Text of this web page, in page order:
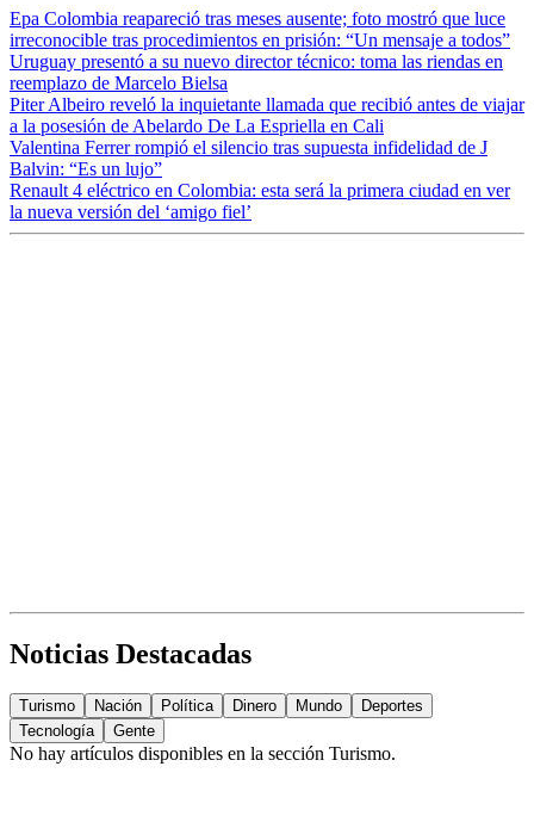
Epa Colombia reapareció tras meses ausente; foto mostró que luce
irreconocible tras procedimientos en prisión: “Un mensaje a todos”
Uruguay presentó a su nuevo director técnico: toma las riendas en
reemplazo de Marcelo Bielsa
Piter Albeiro reveló la inquietante llamada que recibió antes de viajar
a la posesión de Abelardo De La Espriella en Cali
Valentina Ferrer rompió el silencio tras supuesta infidelidad de J
Balvin: “Es un lujo”
Renault 4 eléctrico en Colombia: esta será la primera ciudad en ver
la nueva versión del ‘amigo fiel’
Noticias Destacadas
Turismo Nación Política Dinero Mundo
Deportes
Tecnología
Gente
No hay artículos disponibles en la sección Turismo.